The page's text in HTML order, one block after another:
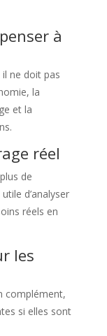
à
ne doit pas
la
et la
réel
de
d’analyser
réels en
les
complément,
si elles sont